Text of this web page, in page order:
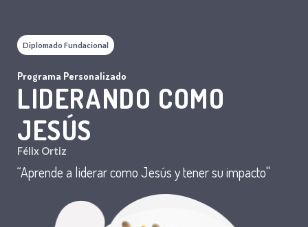
Diplomado Fundacional
Programa Personalizado
LIDERANDO COMO
JESÚS
Félix Ortiz
“Aprende a liderar como Jesús y tener su impacto"